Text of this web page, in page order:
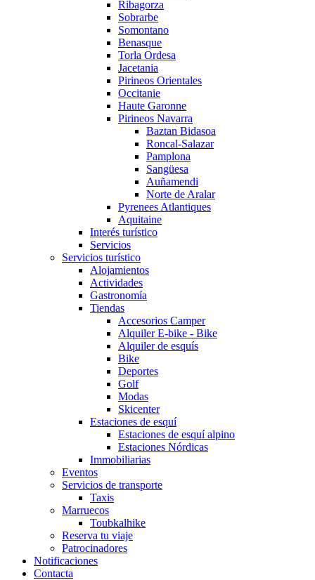
Ribagorza
Sobrarbe
Somontano
Benasque
Torla Ordesa
Jacetania
Pirineos Orientales
Occitanie
Haute Garonne
Pirineos Navarra
Baztan Bidasoa
Roncal-Salazar
Pamplona
Sangüesa
Auñamendi
Norte de Aralar
Pyrenees Atlantiques
Aquitaine
Interés turístico
Servicios
Servicios turístico
Alojamientos
Actividades
Gastronomía
Tiendas
Accesorios Camper
Alquiler E-bike - Bike
Alquiler de esquís
Bike
Deportes
Golf
Modas
Skicenter
Estaciones de esquí
Estaciones de esquí alpino
Estaciones Nórdicas
Immobiliarias
Eventos
Servicios de transporte
Taxis
Marruecos
Toubkalhike
Reserva tu viaje
Patrocinadores
Notificaciones
Contacta